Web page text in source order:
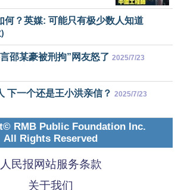
何？英媒: 可能只有极少数人知道
邵某豪被刑拘”网友怒了 2025/7/23
下一个还是王小洪亲信？ 2025/7/23
RMB Public Foundation Inc.
All Rights Reserved
人民报网站服务条款
关于我们